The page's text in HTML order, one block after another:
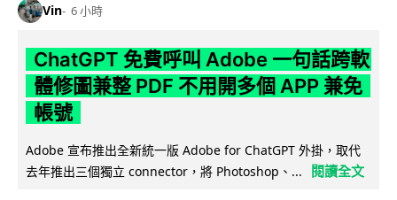
Vin 6 小時
ChatGPT 免費呼叫 Adobe 一句話跨軟
體修圖兼整 PDF 不用開多個 APP 兼免
帳號
Adobe 宣布推出全新統一版 Adobe for ChatGPT 外掛，取代
去年推出三個獨立 connector，將 Photoshop、...
閱讀全文